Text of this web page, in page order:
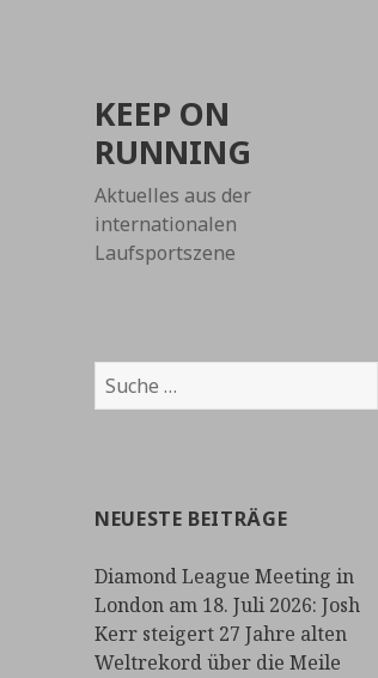
KEEP ON
RUNNING
Aktuelles aus der
internationalen
Laufsportszene
Suche
nach:
NEUESTE BEITRÄGE
Diamond League Meeting in
London am 18. Juli 2026: Josh
Kerr steigert 27 Jahre alten
Weltrekord über die Meile